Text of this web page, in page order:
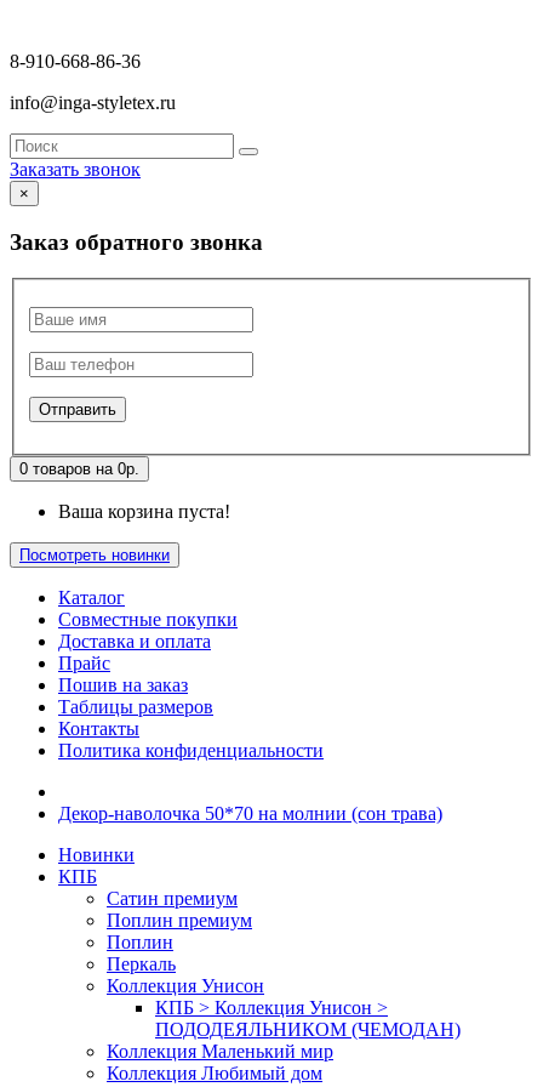
8-910-668-86-36
info@inga-styletex.ru
Заказать звонок
×
Заказ обратного звонка
0 товаров на 0р.
Ваша корзина пуста!
Посмотреть новинки
Каталог
Совместные покупки
Доставка и оплата
Прайс
Пошив на заказ
Таблицы размеров
Контакты
Политика конфиденциальности
Декор-наволочка 50*70 на молнии (сон трава)
Новинки
КПБ
Сатин премиум
Поплин премиум
Поплин
Перкаль
Коллекция Унисон
КПБ > Коллекция Унисон >
ПОДОДЕЯЛЬНИКОМ (ЧЕМОДАН)
Коллекция Маленький мир
Коллекция Любимый дом